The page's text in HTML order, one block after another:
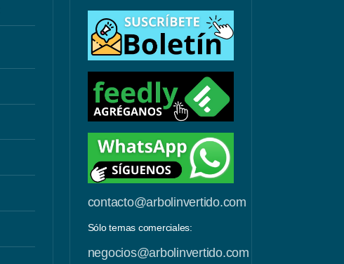
contacto@arbolinvertido.com
Sólo temas comerciales:
negocios@arbolinvertido.com